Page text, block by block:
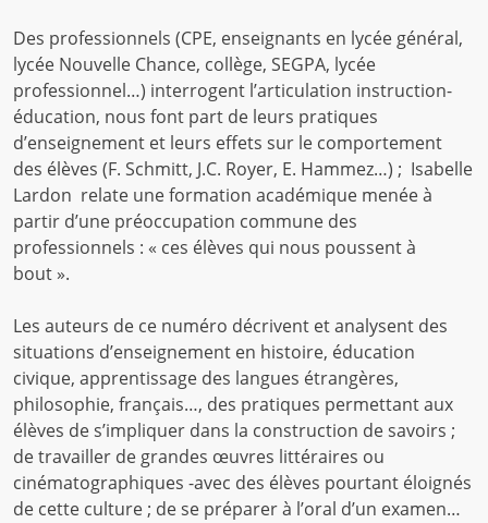
Des professionnels (CPE, enseignants en lycée général,
lycée Nouvelle Chance, collège, SEGPA, lycée
professionnel…) interrogent l’articulation instruction-
éducation, nous font part de leurs pratiques
d’enseignement et leurs effets sur le comportement
des élèves (F. Schmitt, J.C. Royer, E. Hammez…) ; Isabelle
Lardon relate une formation académique menée à
partir d’une préoccupation commune des
professionnels : « ces élèves qui nous poussent à
bout ».
Les auteurs de ce numéro décrivent et analysent des
situations d’enseignement en histoire, éducation
civique, apprentissage des langues étrangères,
philosophie, français…, des pratiques permettant aux
élèves de s’impliquer dans la construction de savoirs ;
de travailler de grandes œuvres littéraires ou
cinématographiques -avec des élèves pourtant éloignés
de cette culture ; de se préparer à l’oral d’un examen…